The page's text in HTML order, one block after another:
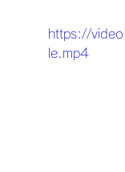
クッキー
https://
le.mp4